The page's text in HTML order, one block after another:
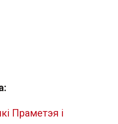
Праметэя і